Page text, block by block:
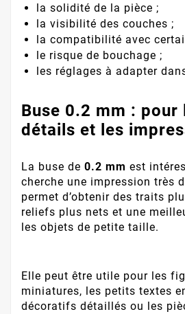
la solidité de la pièce ;
la visibilité des couches ;
la compatibilité avec
le risque de bouchage ;
les réglages à adapter
Buse 0.2 mm : pour
détails et les
La buse de 0.2 mm est
cherche une impression très
permet d’obtenir des traits
reliefs plus nets et une
les objets de petite taille.
Elle peut être utile pour les
miniatures, les petits textes
décoratifs détaillés ou les